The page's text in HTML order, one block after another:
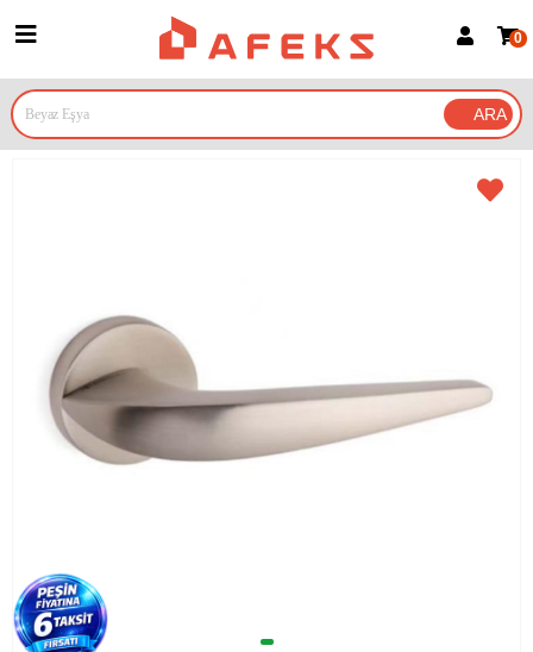
Google İle Bağlan
0